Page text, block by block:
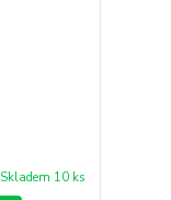
Skladem 10 ks